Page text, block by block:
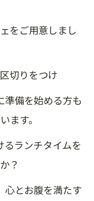
をご用意しまし
切りをつけ
準備を始める方も
ます。
るランチタイムを
？
とお腹を満たす